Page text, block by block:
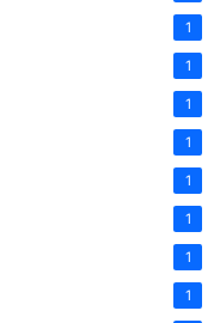
1
1
1
1
1
1
1
1